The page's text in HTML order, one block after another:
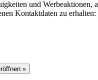
und Werbeaktionen,
Kontaktdaten zu erhalten:
»